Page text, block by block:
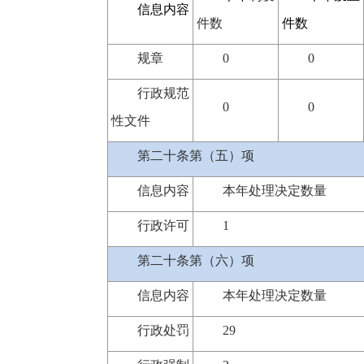
信息内容
件数
件数
规章 0 0
行政规范
性文件
0 0
第二十条第（五）项
信息内容 本年处理决定数量
行政许可 1
第二十条第（六）项
信息内容 本年处理决定数量
行政处罚 29